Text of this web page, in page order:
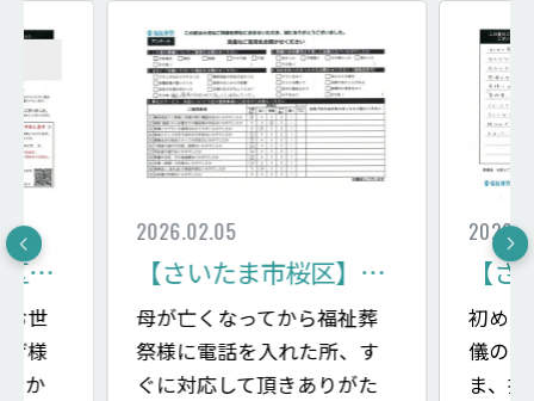
【さいたま市浦和区】安かろう悪かろうではなくとても高いクオリティー
お世
げ様
か
2026.02.05
【さいたま市桜区】祭壇のお花がすばらしく
母が亡くなってから福祉葬
祭様に電話を入れた所、す
ぐに対応して頂きありがた
初め
儀の
ま、